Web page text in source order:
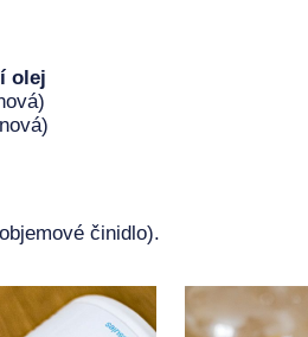
olej
činidlo).